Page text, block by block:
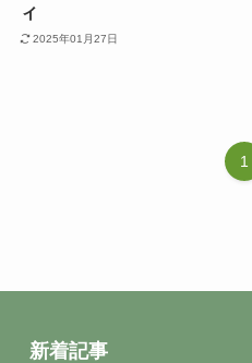
ィ
2025年01月27日
1
新着記事